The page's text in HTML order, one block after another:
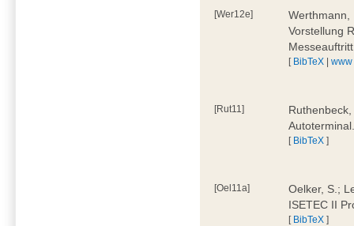
[Wer12e]
Werthmann,
Vorstellung
[ BibTeX |www
[Rut11]
[ BibTeX ]
[Oel11a]
Oelker, S.;
ISETEC II
[ BibTeX ]